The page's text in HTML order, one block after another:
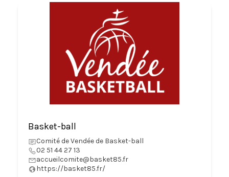
Basket-ball
Comité de Vendée de Basket-ball
02 51 44 27 13
accueilcomite@basket85.fr
https://basket85.fr/